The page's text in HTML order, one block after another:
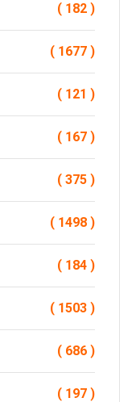
( 182 )
( 1677 )
( 121 )
( 167 )
( 375 )
( 1498 )
( 184 )
( 1503 )
( 686 )
( 197 )